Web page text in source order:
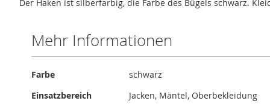
springen
Der Haken ist silberfarbig, die Farbe des Bügels schwarz.
Mehr Informationen
Mehr
Farbe
schwarz
Einsatzbereich
Jacken, Mäntel, Oberbekleidung